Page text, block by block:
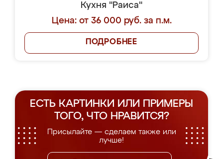
Кухня "Раиса"
Цена: от 36 000 руб. за п.м.
ПОДРОБНЕЕ
ЕСТЬ КАРТИНКИ ИЛИ ПРИМЕРЫ
ТОГО, ЧТО НРАВИТСЯ?
Присылайте — сделаем также или
лучше!